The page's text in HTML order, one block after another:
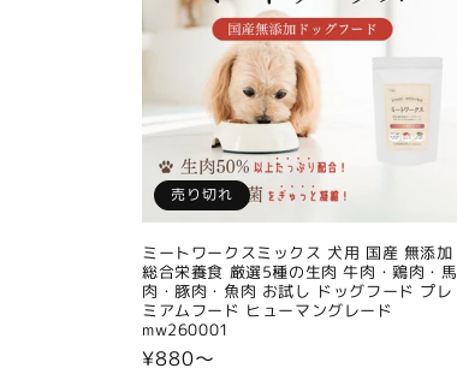
売り切れ
ミートワークスミックス 犬用 国産 無添加
総合栄養食 厳選5種の生肉 牛肉・鶏肉・馬
肉・豚肉・魚肉 お試し ドッグフード プレ
ミアムフード ヒューマングレード
mw260001
通
¥880〜